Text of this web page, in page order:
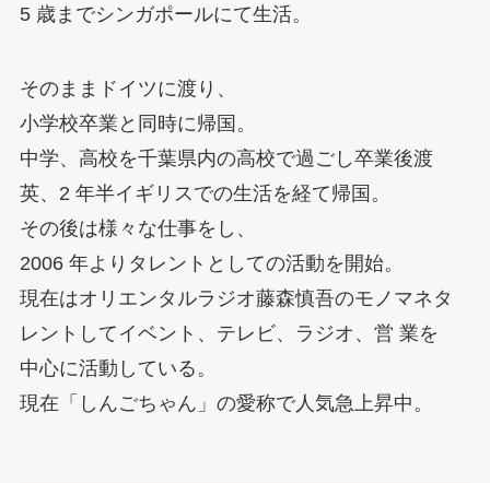
5 歳までシンガポールにて生活。
そのままドイツに渡り、
小学校卒業と同時に帰国。
中学、高校を千葉県内の高校で過ごし卒業後渡
英、2 年半イギリスでの生活を経て帰国。
その後は様々な仕事をし、
2006 年よりタレントとしての活動を開始。
現在はオリエンタルラジオ藤森慎吾のモノマネタ
レントしてイベント、テレビ、ラジオ、営 業を
中心に活動している。
現在「しんごちゃん」の愛称で人気急上昇中。